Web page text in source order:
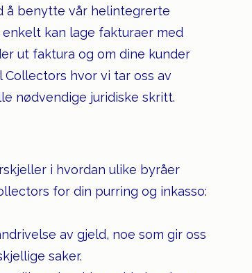
å benytte vår helintegrerte
enkelt kan lage fakturaer med
ut faktura og om dine kunder
hvor vi tar oss av
nødvendige juridiske skritt.
i hvordan ulike byråer
for din purring og inkasso:
av gjeld, noe som gir oss
saker.